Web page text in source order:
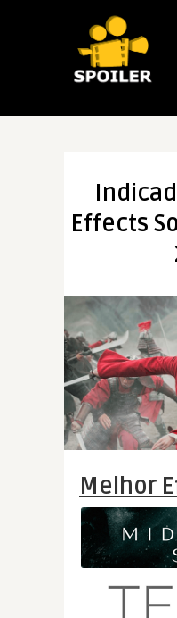
Effects
Melhor